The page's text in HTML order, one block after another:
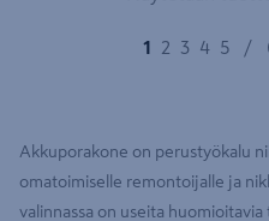
1 2 3 4 5 /
Akkuporakone on perustyökalu
omatoimiselle remontoijalle ja
valinnassa on useita